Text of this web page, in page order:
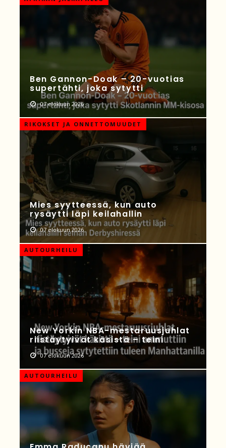
Ben Gannon-Doak – 20-vuotias
supertähti, joka sytytti
07 elokuun 2026
RIKOKSET JA ONNETTOMUUDET
Mies syytteessä, kun auto
rysäytti läpi keilahallin
07 elokuun 2026
AUTOURHEILU
New Yorkin NBA-mestaruusjuhlat
riistäytyivät käsistä – teini
07 elokuun 2026
AUTOURHEILU